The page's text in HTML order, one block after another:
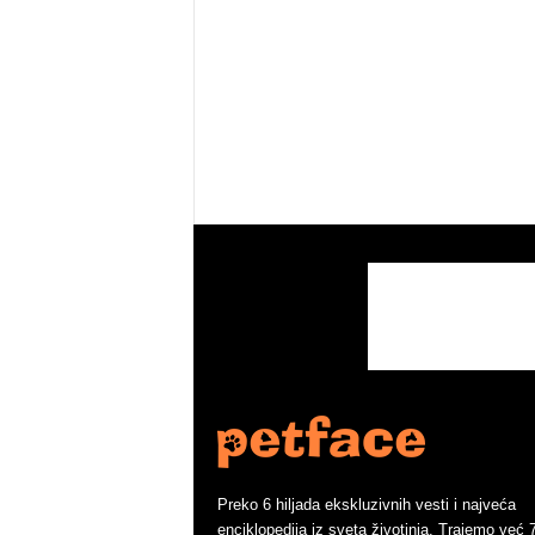
Preko 6 hiljada ekskluzivnih vesti i najveća
enciklopedija iz sveta životinja. Trajemo već